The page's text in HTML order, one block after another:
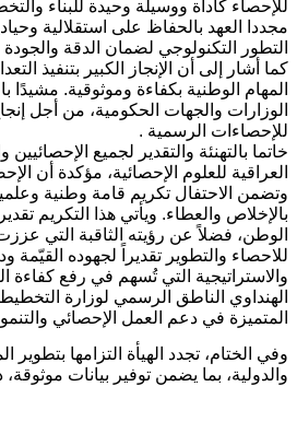
للإحصاء كأداة ووسيلة وحيدة للبناء
مجددا العهد بالحفاظ على استقلالية
التطور التكنولوجي لضمان الدقة
كما أشار إلى أن الإنجاز الكبير بتنفيذ
المهام الوطنية بكفاءة وموثوقية. مشيدًا
الوزارات والجهات الحكومية، من أجل
للإحصاءات الرسمية .
خاتما بالتهنئة والتقدير لجميع
العراقية للعلوم الإحصائية، مؤكدة
وتضمن الاحتفال تكريم قامة وطنية
بالإخلاص والعطاء. ويأتي هذا التكريم
الوطن، فضلاً عن رؤيته الثاقبة التي
للاحصاء والتطوير تقديراً لجهوده القيّمة
والاستراتيجية التي تُسهم في رفع كفاءة
الهنداوي الناطق الرسمي لوزارة
المتميزة في دعم العمل الإحصائي
وفي الختام، تجدد الهيأة التزامها
والدولية، بما يضمن توفير بيانات